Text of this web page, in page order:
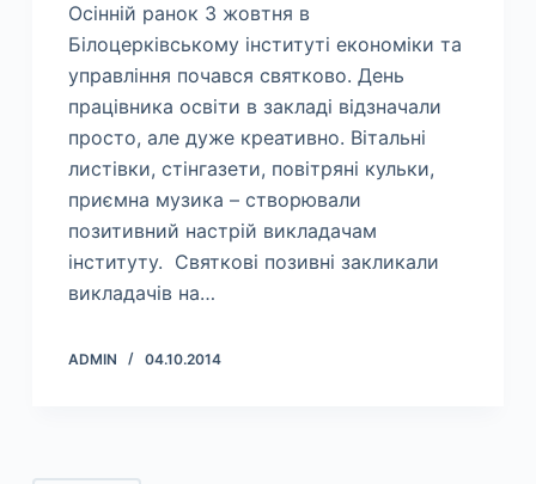
Осінній ранок 3 жовтня в
Білоцерківському інституті економіки та
управління почався святково. День
працівника освіти в закладі відзначали
просто, але дуже креативно. Вітальні
листівки, стінгазети, повітряні кульки,
приємна музика – створювали
позитивний настрій викладачам
інституту. Святкові позивні закликали
викладачів на…
ADMIN 04.10.2014